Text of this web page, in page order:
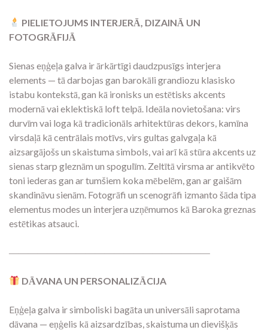
PIELIETOJUMS INTERJERĀ, DIZAINĀ UN
FOTOGRĀFIJĀ
Sienas eņģeļa galva ir ārkārtīgi daudzpusīgs interjera
elements — tā darbojas gan barokāli grandiozu klasisko
istabu kontekstā, gan kā ironisks un estētisks akcents
modernā vai eklektiskā loft telpā. Ideāla novietošana: virs
durvīm vai loga kā tradicionāls arhitektūras dekors, kamīna
virsdaļā kā centrālais motīvs, virs gultas galvgaļa kā
aizsargājošs un skaistuma simbols, vai arī kā stūra akcents uz
sienas starp gleznām un spogulīm. Zeltītā virsma ar antikvēto
toni iederas gan ar tumšiem koka mēbelēm, gan ar gaišām
skandināvu sienām. Fotogrāfi un scenogrāfi izmanto šāda tipa
elementus modes un interjera uzņēmumos kā Baroka greznas
estētikas atsauci.
―――――――――――――――――――――
DĀVANA UN PERSONALIZĀCIJA
Eņģeļa galva ir simboliski bagāta un universāli saprotama
dāvana — eņģelis kā aizsardzības, skaistuma un dievišķās